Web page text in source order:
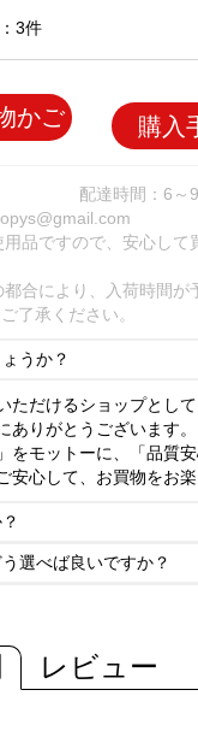
3件
かご 購入
配達時間：6～
品ですので、安心して
合により、入荷時間が
了承ください。
うか？
ただけるショップとし
ありがとうございます
をモットーに、「品質
安心して、お買物をお楽
選べば良いですか？
レビュー